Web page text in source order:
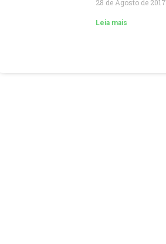
28 de Agosto de 2017
Leia mais